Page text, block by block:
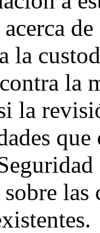
la
la
la
las